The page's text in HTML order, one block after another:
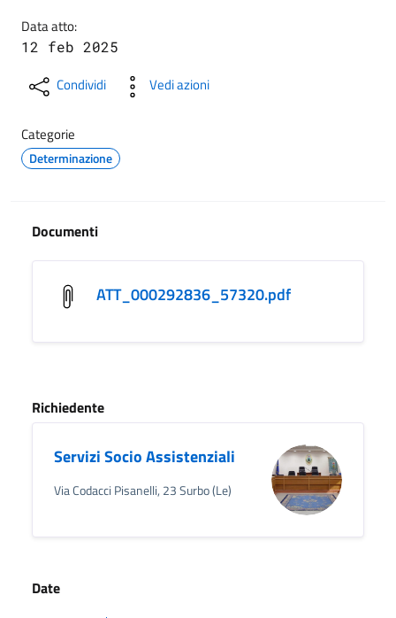
Data atto:
12 feb 2025
Condividi Vedi azioni
Categorie
Determinazione
Documenti
ATT_000292836_57320.pdf
Richiedente
Servizi Socio Assistenziali
Via Codacci Pisanelli, 23 Surbo (Le)
Date